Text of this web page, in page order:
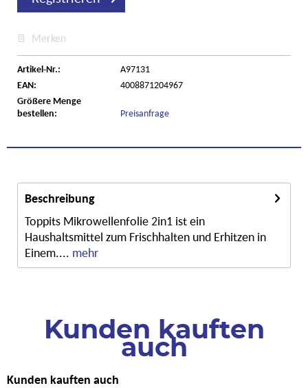
Merken
Artikel-Nr.:
A97131
EAN:
4008871204967
Größere Menge
bestellen:
Preisanfrage
Beschreibung
Toppits Mikrowellenfolie 2in1 ist ein
Haushaltsmittel zum Frischhalten und Erhitzen in
Einem.... mehr
Kunden kauften
auch
Kunden kauften auch